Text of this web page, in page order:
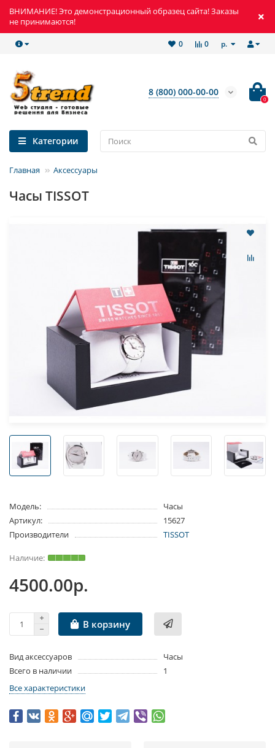
ВНИМАНИЕ! Это демонстрационный образец сайта! Заказы
не принимаются!
р.
0
0
8 (800) 000-00-00
0
Категории
Главная Аксессуары
Часы TISSOT
Модель:
Часы
Артикул:
15627
Производители
TISSOT
4500.00р.
В корзину
Вид аксессуаров
Часы
Всего в наличии
1
Все характеристики